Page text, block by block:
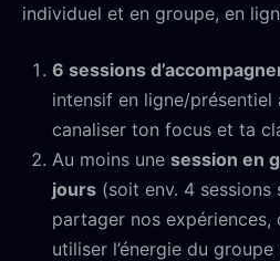
individuel et en groupe, en
6 sessions
intensif en ligne/
canaliser ton focus et ta
Au moins une session en
jours (soit env. 4
partager nos expériences,
utiliser l’énergie du